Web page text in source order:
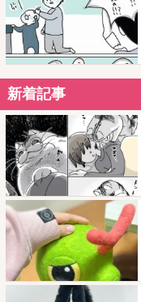
新着記事